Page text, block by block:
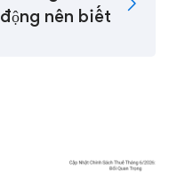
động nên biết